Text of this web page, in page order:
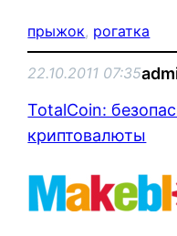
прыжок, рогатка
22.10.2011 07:35
TotalCoin:
криптовалюты